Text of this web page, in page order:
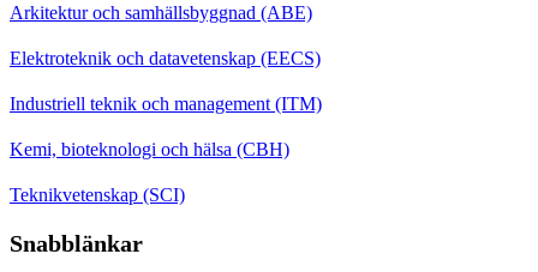
Arkitektur och samhällsbyggnad (ABE)
Elektroteknik och datavetenskap (EECS)
Industriell teknik och management (ITM)
Kemi, bioteknologi och hälsa (CBH)
Teknikvetenskap (SCI)
Snabblänkar